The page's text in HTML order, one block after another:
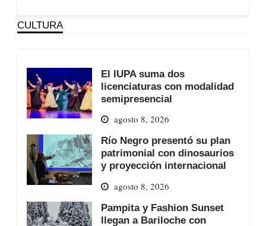
CULTURA
El IUPA suma dos
licenciaturas con modalidad
semipresencial
agosto 8, 2026
Río Negro presentó su plan
patrimonial con dinosaurios
y proyección internacional
agosto 8, 2026
Pampita y Fashion Sunset
llegan a Bariloche con